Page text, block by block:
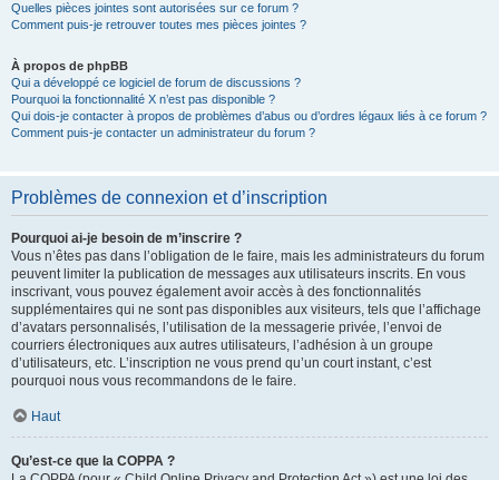
Quelles pièces jointes sont autorisées sur ce forum ?
Comment puis-je retrouver toutes mes pièces jointes ?
À propos de phpBB
Qui a développé ce logiciel de forum de discussions ?
Pourquoi la fonctionnalité X n’est pas disponible ?
Qui dois-je contacter à propos de problèmes d’abus ou d’ordres légaux liés à ce forum ?
Comment puis-je contacter un administrateur du forum ?
Problèmes de connexion et d’inscription
Pourquoi ai-je besoin de m’inscrire ?
Vous n’êtes pas dans l’obligation de le faire, mais les administrateurs du forum
peuvent limiter la publication de messages aux utilisateurs inscrits. En vous
inscrivant, vous pouvez également avoir accès à des fonctionnalités
supplémentaires qui ne sont pas disponibles aux visiteurs, tels que l’affichage
d’avatars personnalisés, l’utilisation de la messagerie privée, l’envoi de
courriers électroniques aux autres utilisateurs, l’adhésion à un groupe
d’utilisateurs, etc. L’inscription ne vous prend qu’un court instant, c’est
pourquoi nous vous recommandons de le faire.
Haut
Qu’est-ce que la COPPA ?